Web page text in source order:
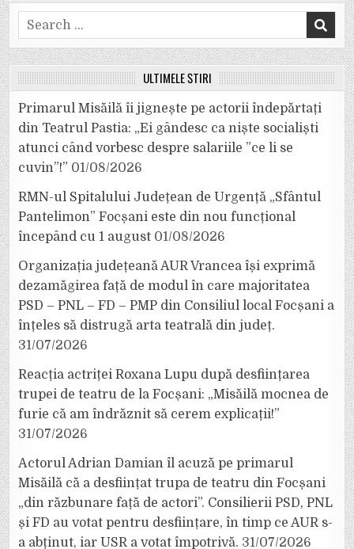
Search
for:
ULTIMELE ȘTIRI
Primarul Misăilă îi jignește pe actorii îndepărtați
din Teatrul Pastia: „Ei gândesc ca niște socialiști
atunci când vorbesc despre salariile ”ce li se
cuvin”!” 01/08/2026
RMN-ul Spitalului Județean de Urgență „Sfântul
Pantelimon” Focșani este din nou funcțional
începând cu 1 august 01/08/2026
Organizația județeană AUR Vrancea își exprimă
dezamăgirea față de modul în care majoritatea
PSD – PNL – FD – PMP din Consiliul local Focșani a
înțeles să distrugă arta teatrală din județ.
31/07/2026
Reacția actriței Roxana Lupu după desființarea
trupei de teatru de la Focșani: „Misăilă mocnea de
furie că am îndrăznit să cerem explicații!”
31/07/2026
Actorul Adrian Damian îl acuză pe primarul
Misăilă că a desființat trupa de teatru din Focșani
„din răzbunare față de actori”. Consilierii PSD, PNL
și FD au votat pentru desființare, în timp ce AUR s-
a abținut, iar USR a votat împotrivă. 31/07/2026